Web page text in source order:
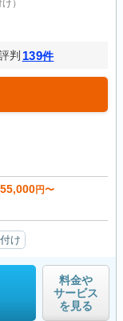
）
判 139件
55,000円〜
け
料金や
サービス
を見る